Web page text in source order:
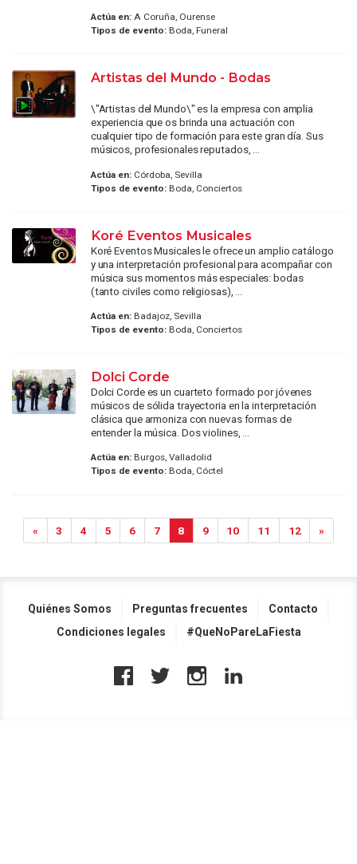
Actúa en:A Coruña, Ourense
Tipos de evento:Boda, Funeral
Artistas del Mundo - Bodas
\"Artistas del Mundo\" es la empresa con amplia
experiencia que os brinda una actuación con
cualquier tipo de formación para este gran día. Sus
músicos, profesionales reputados, ...
Actúa en:Córdoba, Sevilla
Tipos de evento:Boda, Conciertos
Koré Eventos Musicales
Koré Eventos Musicales le ofrece un amplio catálogo
y una interpretación profesional para acompañar con
música sus momentos más especiales: bodas
(tanto civiles como religiosas), ...
Actúa en:Badajoz, Sevilla
Tipos de evento:Boda, Conciertos
Dolci Corde
Dolci Corde es un cuarteto formado por jóvenes
músicos de sólida trayectoria en la interpretación
clásica que armoniza con nuevas formas de
entender la música. Dos violines, ...
Actúa en:Burgos, Valladolid
Tipos de evento:Boda, Cóctel
« 3 4 5 6 7 8 9 10 11 12 »
Quiénes Somos Preguntas frecuentes
Contacto
Condiciones legales
#QueNoPareLaFiesta